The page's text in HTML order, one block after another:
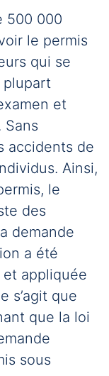
500 000
le permis
qui se
plupart
et
accidents de
Ainsi,
le
des
demande
a été
appliquée
s’agit que
que la loi
sous